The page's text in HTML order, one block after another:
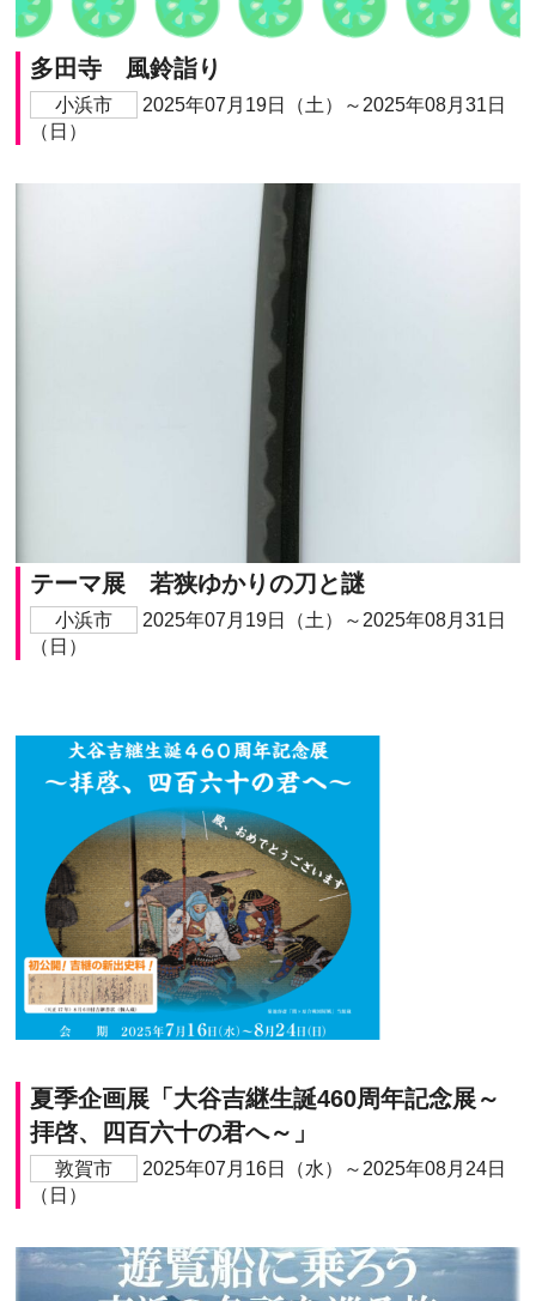
多田寺 風鈴詣り
小浜市
2025年07月19日（土）～2025年08月31日
（日）
テーマ展 若狭ゆかりの刀と謎
小浜市
2025年07月19日（土）～2025年08月31日
（日）
夏季企画展「大谷吉継生誕460周年記念展～
拝啓、四百六十の君へ～」
敦賀市
2025年07月16日（水）～2025年08月24日
（日）